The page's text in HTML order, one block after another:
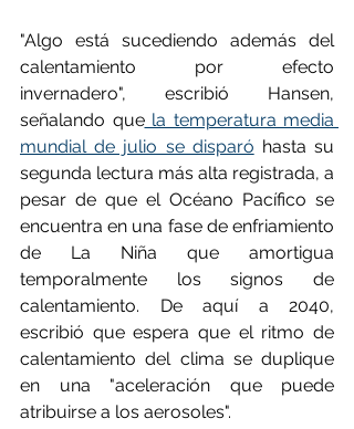
"Algo está sucediendo además del
calentamiento por efecto
invernadero", escribió Hansen,
señalando que la temperatura media
mundial de julio se disparó hasta su
segunda lectura más alta registrada, a
pesar de que el Océano Pacífico se
encuentra en una fase de enfriamiento
de La Niña que amortigua
temporalmente los signos de
calentamiento. De aquí a 2040,
escribió que espera que el ritmo de
calentamiento del clima se duplique
en una "aceleración que puede
atribuirse a los aerosoles".